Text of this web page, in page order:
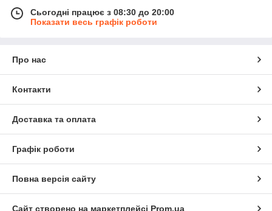
Сьогодні працює з 08:30 до 20:00
Показати весь графік роботи
Про нас
Контакти
Доставка та оплата
Графік роботи
Повна версія сайту
Сайт створено на маркетплейсі Prom.ua